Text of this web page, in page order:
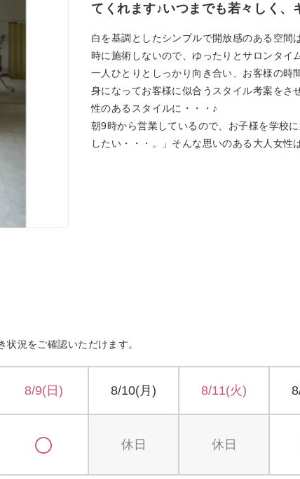
てくれます♪いつまでも若々しく
白を基調としたシンプルで開放感のある空間
時に施術しないので、ゆったりとサロンタイ
一人ひとりとしっかり向き合い、お客様の時
身になってお客様に似合うスタイル考案を
性のあるスタイルに・・・♪
朝9時から営業しているので、お子様を学校
したい・・・。」そんな思いのある大人女
状況をご確認いただけます。
8/9(日) 8/10(月)
休日
8/11(火)
休日